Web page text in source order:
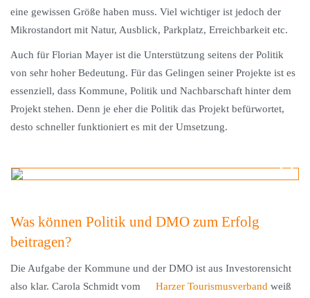
eine gewissen Größe haben muss. Viel wichtiger ist jedoch der
Mikrostandort mit Natur, Ausblick, Parkplatz, Erreichbarkeit etc.
Auch für Florian Mayer ist die Unterstützung seitens der Politik
von sehr hoher Bedeutung. Für das Gelingen seiner Projekte ist es
essenziell, dass Kommune, Politik und Nachbarschaft hinter dem
Projekt stehen. Denn je eher die Politik das Projekt befürwortet,
desto schneller funktioniert es mit der Umsetzung.
Was können Politik und DMO zum Erfolg
beitragen?
Die Aufgabe der Kommune und der DMO ist aus Investorensicht
also klar. Carola Schmidt vom
Harzer Tourismusverband weiß